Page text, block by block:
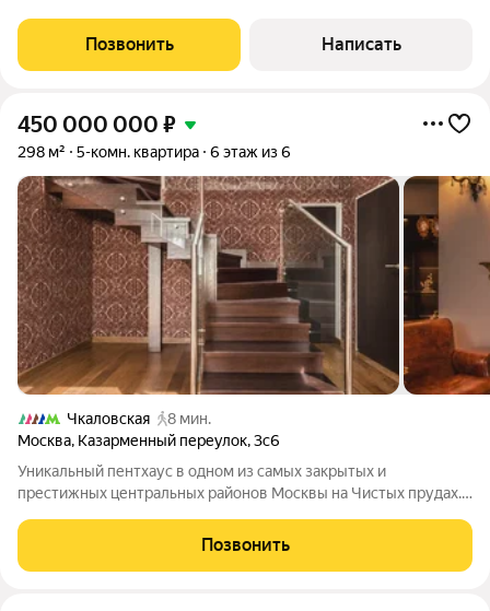
карнизами и дизайнерскими
Позвонить Написать
450 000 000 ₽
298 м² 5-комн. квартира 6 этаж из 6
Чкаловская
8 мин.
Москва, Казарменный переулок,3с6
Уникальный пентхаус в одном из самых закрытых и
престижных центральных районов Москвы на Чистых прудах.
редкий уровень приватности, а спокойная атмосфера района
подчеркивает ценность этого
Позвонить